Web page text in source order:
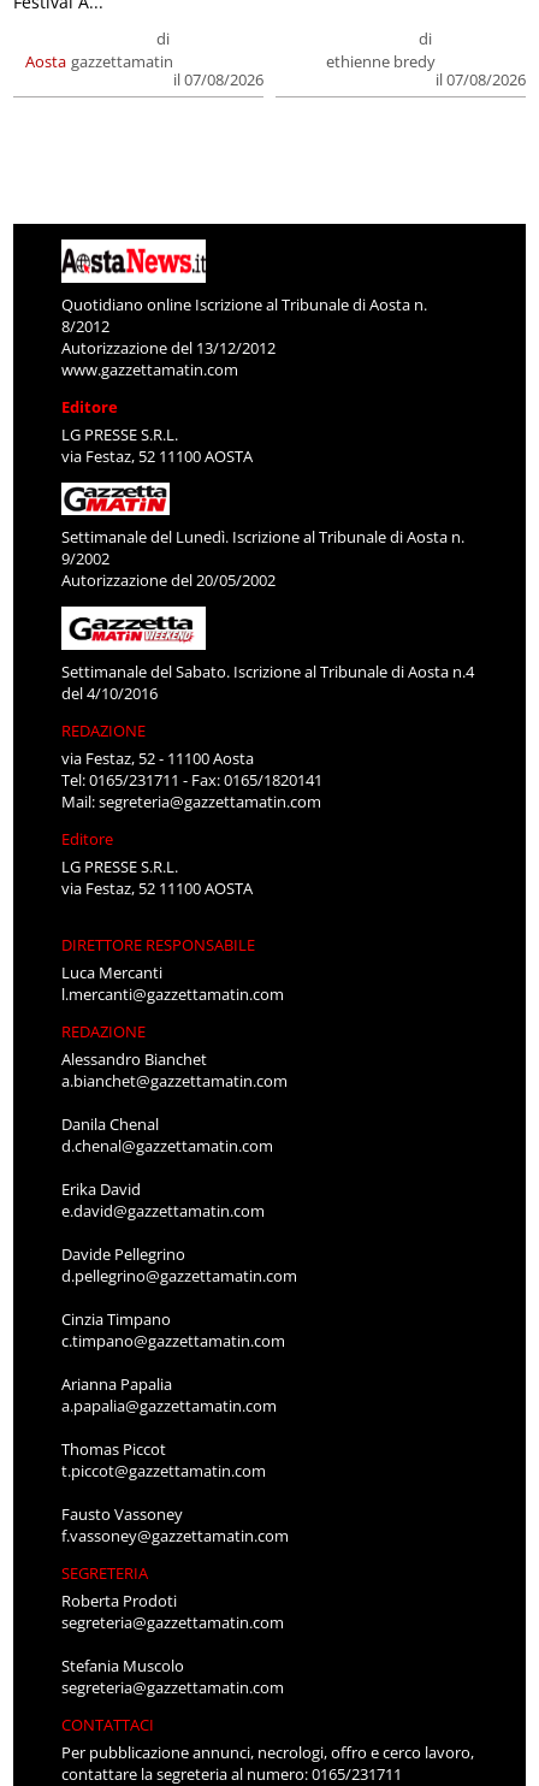
Aosta
di
gazzettamatin
il 07/08/2026
di
ethienne bredy
il 07/08/2026
Quotidiano online Iscrizione al Tribunale di Aosta n.
8/2012
Autorizzazione del 13/12/2012
www.gazzettamatin.com
Editore
LG PRESSE S.R.L.
via Festaz, 52 11100 AOSTA
Settimanale del Lunedì. Iscrizione al Tribunale di Aosta n.
9/2002
Autorizzazione del 20/05/2002
Settimanale del Sabato. Iscrizione al Tribunale di Aosta n.4
del 4/10/2016
REDAZIONE
via Festaz, 52 - 11100 Aosta
Tel: 0165/231711 - Fax: 0165/1820141
Mail:segreteria@gazzettamatin.com
Editore
LG PRESSE S.R.L.
via Festaz, 52 11100 AOSTA
DIRETTORE RESPONSABILE
Luca Mercanti
l.mercanti@gazzettamatin.com
REDAZIONE
Alessandro Bianchet
a.bianchet@gazzettamatin.com
Danila Chenal
d.chenal@gazzettamatin.com
Erika David
e.david@gazzettamatin.com
Davide Pellegrino
d.pellegrino@gazzettamatin.com
Cinzia Timpano
c.timpano@gazzettamatin.com
Arianna Papalia
a.papalia@gazzettamatin.com
Thomas Piccot
t.piccot@gazzettamatin.com
Fausto Vassoney
f.vassoney@gazzettamatin.com
SEGRETERIA
Roberta Prodoti
segreteria@gazzettamatin.com
Stefania Muscolo
segreteria@gazzettamatin.com
CONTATTACI
Per pubblicazione annunci, necrologi, offro e cerco lavoro,
contattare la segreteria al numero: 0165/231711